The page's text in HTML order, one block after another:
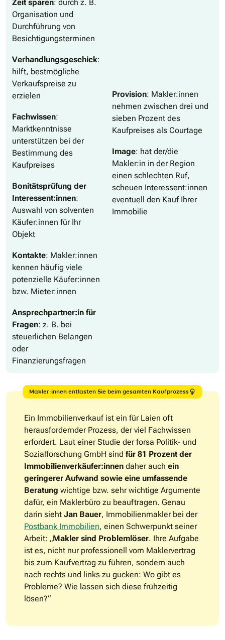
Zeit sparen: durch z. B.
Organisation und
Durchführung von
Besichtigungsterminen
Verhandlungsgeschick:
hilft, bestmögliche
Verkaufspreise zu
erzielen
Fachwissen:
Marktkenntnisse
unterstützen bei der
Bestimmung des
Kaufpreises
Bonitätsprüfung der
Interessent:innen:
Auswahl von solventen
Käufer:innen für Ihr
Objekt
Kontakte: Makler:innen
kennen häufig viele
potenzielle Käufer:innen
bzw. Mieter:innen
Ansprechpartner:in für
Fragen: z. B. bei
steuerlichen Belangen
oder
Finanzierungsfragen
Provision: Makler:innen
nehmen zwischen drei und
sieben Prozent des
Kaufpreises als Courtage
Image: hat der/die
Makler:in in der Region
einen schlechten Ruf,
scheuen Interessent:innen
eventuell den Kauf Ihrer
Immobilie
Makler:innen entlasten Sie beim gesamten Kaufprozess
Ein Immobilienverkauf ist ein für Laien oft
herausfordernder Prozess, der viel Fachwissen
erfordert. Laut einer Studie der forsa Politik- und
Sozialforschung GmbH sind für 81 Prozent der
Immobilienverkäufer:innen daher auch ein
geringerer Aufwand sowie eine umfassende
Beratung wichtige bzw. sehr wichtige Argumente
dafür, ein Maklerbüro zu beauftragen. Genau
darin sieht Jan Bauer, Immobilienmakler bei der
Postbank Immobilien, einen Schwerpunkt seiner
Arbeit: „Makler sind Problemlöser. Ihre Aufgabe
ist es, nicht nur professionell vom Maklervertrag
bis zum Kaufvertrag zu führen, sondern auch
nach rechts und links zu gucken: Wo gibt es
Probleme? Wie lassen sich diese frühzeitig
lösen?“